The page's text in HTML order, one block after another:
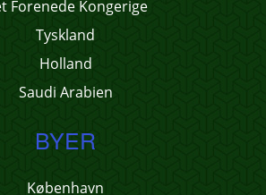
Forenede Kongerige
Tyskland
Holland
Saudi Arabien
BYER
København